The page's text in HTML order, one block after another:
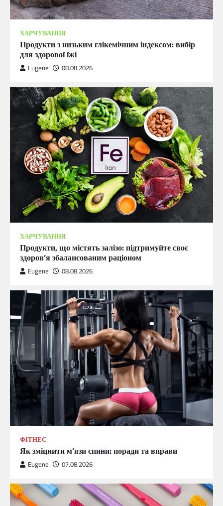
ХАРЧУВАННЯ
Продукти з низьким глікемічним індексом: вибір
для здорової їжі
Eugene 08.08.2026
ХАРЧУВАННЯ
Продукти, що містять залізо: підтримуйте своє
здоров’я збалансованим раціоном
Eugene 08.08.2026
ФІТНЕС
Як зміцнити м’язи спини: поради та вправи
Eugene 07.08.2026